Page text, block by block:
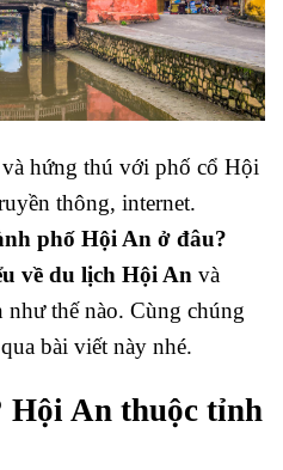
hứng thú với phố cổ Hội
thông, internet.
phố Hội An ở đâu?
về du lịch Hội An và
thế nào. Cùng chúng
bài viết này nhé.
Hội An thuộc tỉnh